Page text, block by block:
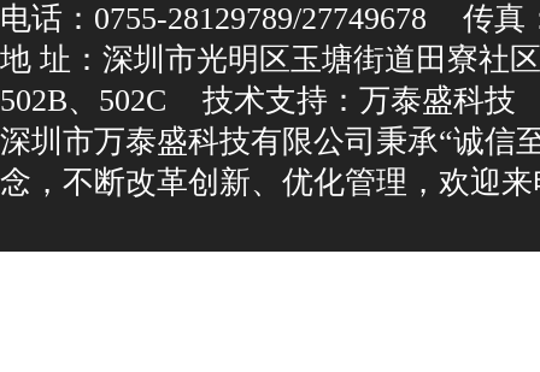
电话：0755-28129789/27749678
传真
地址：深圳市光明区玉塘街道田寮社
502B、502C
技术支持： 万泰盛科技
深圳市万泰盛科技有限公司秉承“诚信
念，不断改革创新、优化管理，欢迎